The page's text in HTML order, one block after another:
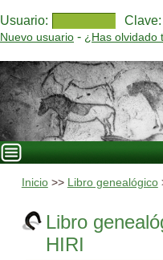
Usuario: Clave:
Nuevo usuario - ¿Has olvidado
Inicio>> Libro genealógico
Libro
HIRI